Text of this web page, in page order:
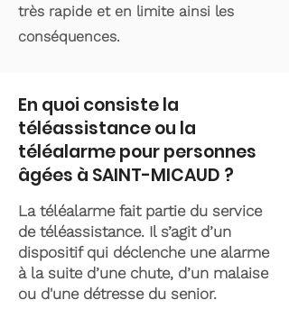
très rapide et en limite ainsi les
conséquences.
En quoi consiste la
téléassistance ou la
téléalarme pour personnes
âgées à SAINT-MICAUD ?
La téléalarme fait partie du service
de téléassistance. Il s’agit d’un
dispositif qui déclenche une alarme
à la suite d’une chute, d’un malaise
ou d'une détresse du senior.